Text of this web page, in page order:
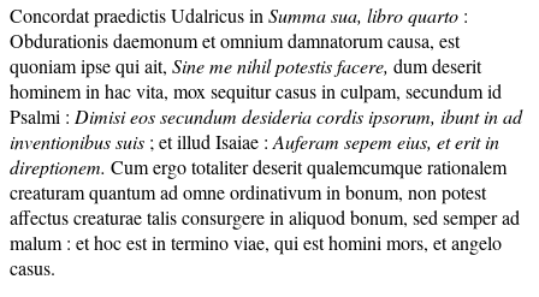
Concordat praedictis Udalricus in Summa sua, libro quarto :
Obdurationis daemonum et omnium damnatorum causa, est
quoniam ipse qui ait, Sine me nihil potestis facere, dum deserit
hominem in hac vita, mox sequitur casus in culpam, secundum id
Psalmi : Dimisi eos secundum desideria cordis ipsorum, ibunt in ad
inventionibus suis ; et illud Isaiae : Auferam sepem eius, et erit in
direptionem. Cum ergo totaliter deserit qualemcumque rationalem
creaturam quantum ad omne ordinativum in bonum, non potest
affectus creaturae talis consurgere in aliquod bonum, sed semper ad
malum : et hoc est in termino viae, qui est homini mors, et angelo
casus.